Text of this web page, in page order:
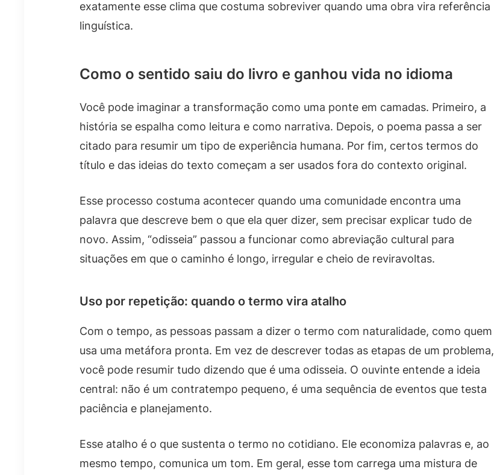
exatamente esse clima que costuma sobreviver quando uma obra vira referência
linguística.
Como o sentido saiu do livro e ganhou vida no idioma
Você pode imaginar a transformação como uma ponte em camadas. Primeiro, a
história se espalha como leitura e como narrativa. Depois, o poema passa a ser
citado para resumir um tipo de experiência humana. Por fim, certos termos do
título e das ideias do texto começam a ser usados fora do contexto original.
Esse processo costuma acontecer quando uma comunidade encontra uma
palavra que descreve bem o que ela quer dizer, sem precisar explicar tudo de
novo. Assim, “odisseia” passou a funcionar como abreviação cultural para
situações em que o caminho é longo, irregular e cheio de reviravoltas.
Uso por repetição: quando o termo vira atalho
Com o tempo, as pessoas passam a dizer o termo com naturalidade, como quem
usa uma metáfora pronta. Em vez de descrever todas as etapas de um problema,
você pode resumir tudo dizendo que é uma odisseia. O ouvinte entende a ideia
central: não é um contratempo pequeno, é uma sequência de eventos que testa
paciência e planejamento.
Esse atalho é o que sustenta o termo no cotidiano. Ele economiza palavras e, ao
mesmo tempo, comunica um tom. Em geral, esse tom carrega uma mistura de